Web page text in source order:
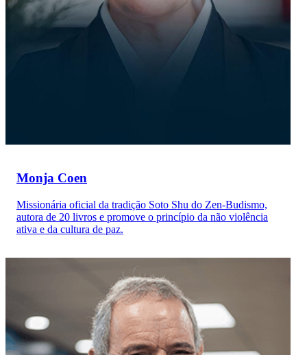
Monja Coen
Missionária oficial da tradição Soto Shu do Zen-Budismo,
autora de 20 livros e promove o princípio da não violência
ativa e da cultura de paz.